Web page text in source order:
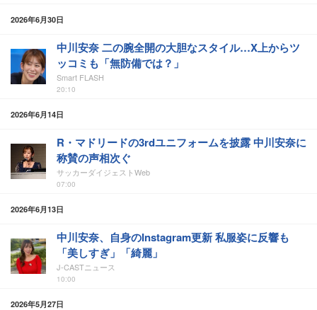
2026年6月30日
中川安奈 二の腕全開の大胆なスタイル…X上からツ
ッコミも「無防備では？」
Smart FLASH
20:10
2026年6月14日
R・マドリードの3rdユニフォームを披露 中川安奈に
称賛の声相次ぐ
サッカーダイジェストWeb
07:00
2026年6月13日
中川安奈、自身のInstagram更新 私服姿に反響も
「美しすぎ」「綺麗」
J-CASTニュース
10:00
2026年5月27日